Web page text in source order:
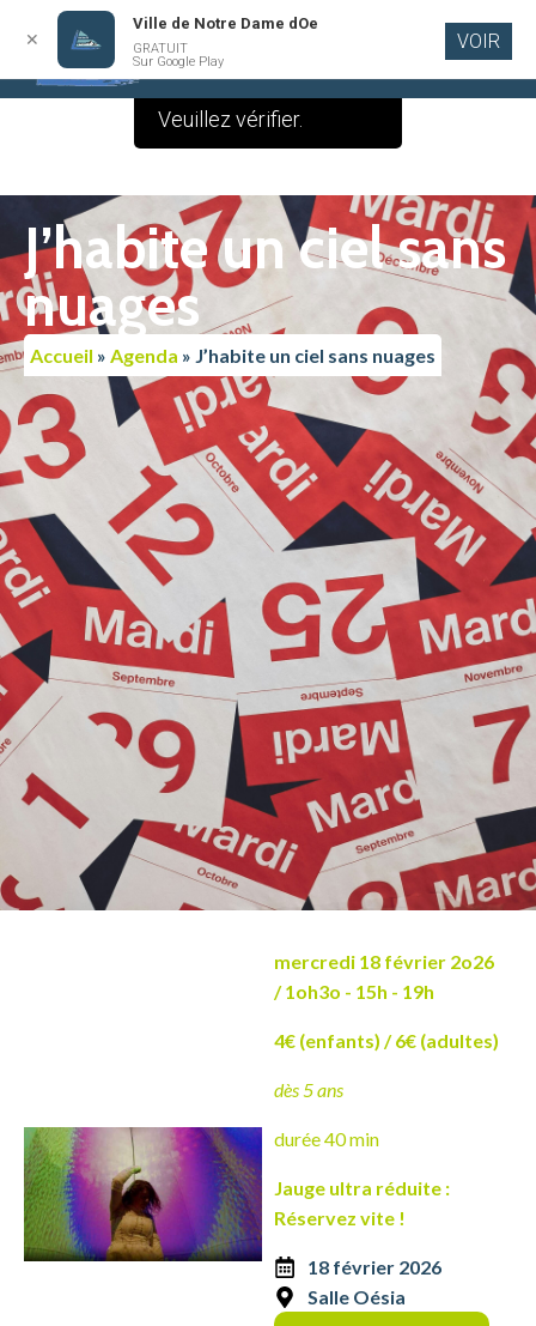
contenu
J’habite un ciel sans
nuages
Accueil » Agenda » J’habite un ciel sans nuages
mercredi 18 février 2o26
/ 1oh3o - 15h - 19h
4€ (enfants) / 6€ (adultes)
dès 5 ans
durée 40 min
Jauge ultra réduite :
Réservez vite !
18 février 2026
Salle Oésia
✕
Ville de Notre Dame dOe
GRATUIT
Sur Google Play
VOIR
Le contenu de cette
publication est vide.
Veuillez vérifier.